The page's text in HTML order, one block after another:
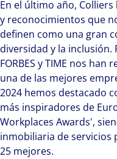
En el último año,
y reconocimientos que
definen como una gran
diversidad y la
FORBES y TIME nos
una de las mejores
2024 hemos destacado
más inspiradores de
Workplaces Awards',
inmobiliaria de servicios
25 mejores.